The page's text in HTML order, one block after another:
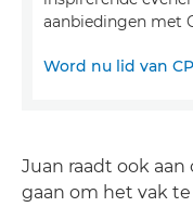
aanbiedingen met
Word nu lid van
Juan raadt ook
gaan om het vak